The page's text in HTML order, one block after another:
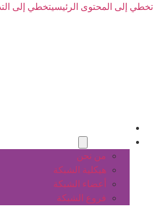
تخطي إلى المحتوى الرئيسيتخطي إلى
من نحن
هيكلية الشبكة
أعضاء الشبكة
فروع الشبكة